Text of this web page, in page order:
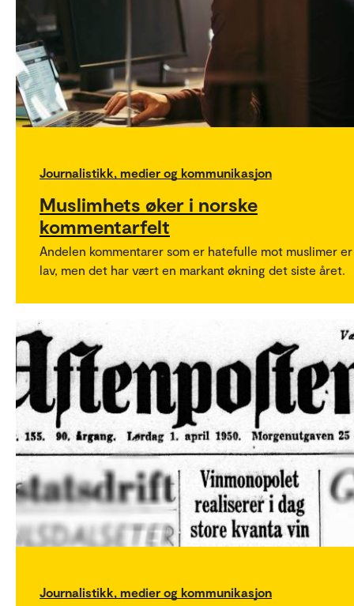
Journalistikk, medier og kommunikasjon
Muslimhets øker i norske
kommentarfelt
Andelen kommentarer som er hatefulle mot muslimer er
lav, men det har vært en markant økning det siste året.
Journalistikk, medier og kommunikasjon